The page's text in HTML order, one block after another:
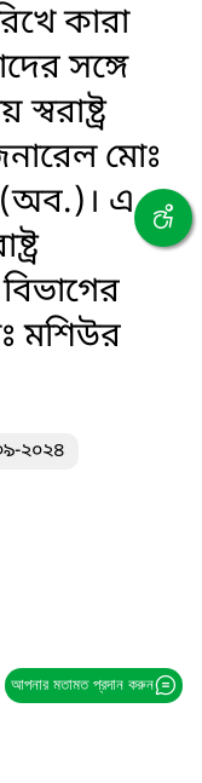
কারা
সঙ্গে
মোঃ
(অব.)। এ
মশিউর
২০২৪
আপনার মতামত প্রদান করুন